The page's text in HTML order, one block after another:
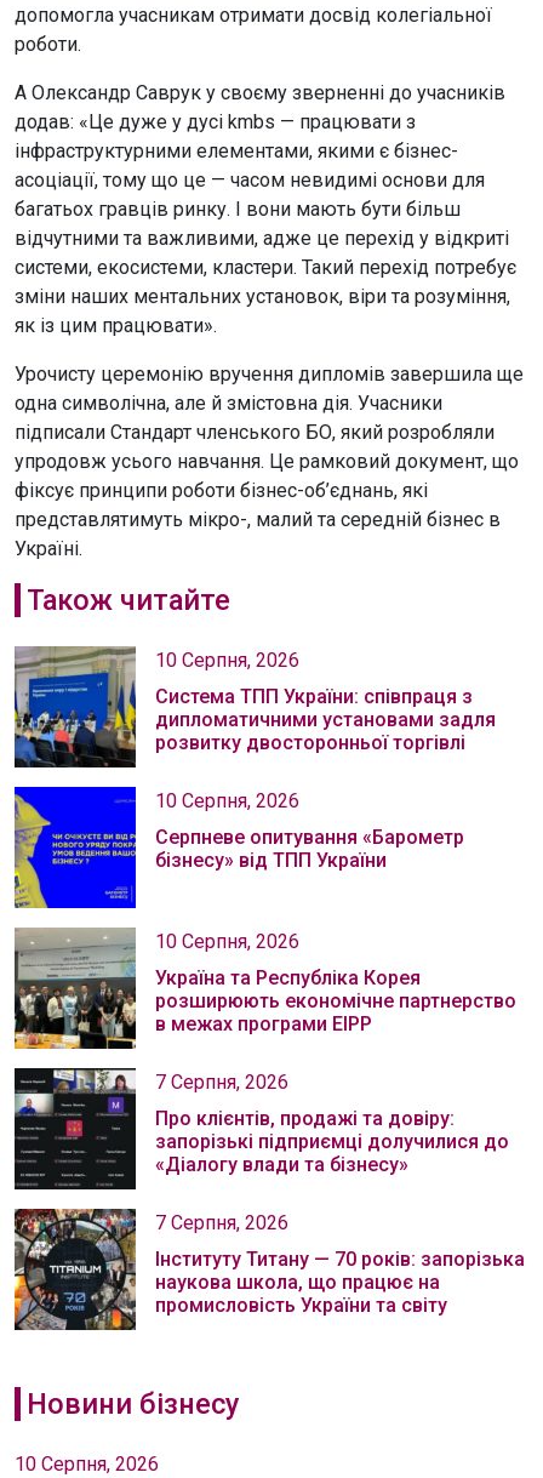
допомогла учасникам отримати досвід колегіальної
роботи.
А Олександр Саврук у своєму зверненні до учасників
додав: «Це дуже у дусі kmbs — працювати з
інфраструктурними елементами, якими є бізнес-
асоціації, тому що це — часом невидимі основи для
багатьох гравців ринку. І вони мають бути більш
відчутними та важливими, адже це перехід у відкриті
системи, екосистеми, кластери. Такий перехід потребує
зміни наших ментальних установок, віри та розуміння,
як із цим працювати».
Урочисту церемонію вручення дипломів завершила ще
одна символічна, але й змістовна дія. Учасники
підписали Стандарт членського БО, який розробляли
упродовж усього навчання. Це рамковий документ, що
фіксує принципи роботи бізнес-об’єднань, які
представлятимуть мікро-, малий та середній бізнес в
Україні.
Також читайте
10 Серпня, 2026
Система ТПП України: співпраця з
дипломатичними установами задля
розвитку двосторонньої торгівлі
10 Серпня, 2026
Серпневе опитування «Барометр
бізнесу» від ТПП України
10 Серпня, 2026
Україна та Республіка Корея
розширюють економічне партнерство
в межах програми EIPP
7 Серпня, 2026
Про клієнтів, продажі та довіру:
запорізькі підприємці долучилися до
«Діалогу влади та бізнесу»
7 Серпня, 2026
Інституту Титану — 70 років: запорізька
наукова школа, що працює на
промисловість України та світу
Новини бізнесу
10 Серпня, 2026